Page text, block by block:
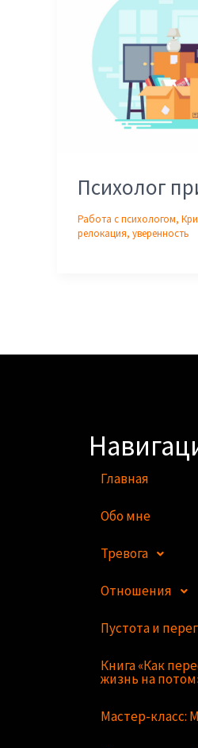
Психолог
Работа с психологом,
релокация, уверенность
Главная
Обо мне
Тревога
Отношения
Пустота и
Книга «Как
жизнь на
Мастер-класс: